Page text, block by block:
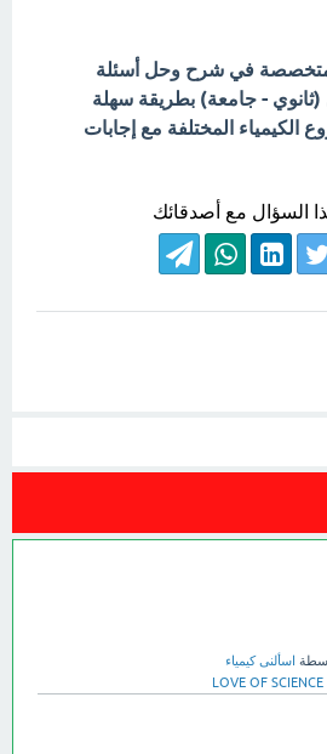
متخصصة في شرح وحل أسئلة
(ثانوي - جامعة) بطريقة سهلة
المختلفة مع إجابات
السؤال مع أصدقائك
اسألنى كيمياء
LOVE OF SCIENCE